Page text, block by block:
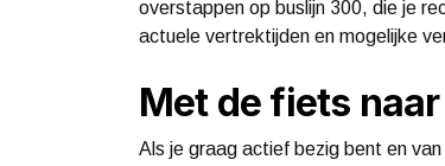
overstappen op buslijn 300, die je
actuele vertrektijden en mogelijke
Met de fiets
Als je graag actief bezig bent en